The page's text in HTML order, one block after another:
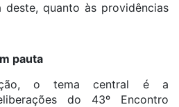
deste, quanto às providências
pauta
o tema central é a
do 43º Encontro